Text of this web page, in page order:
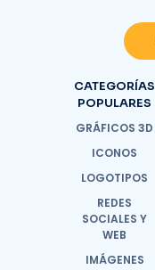
CATEGORÍAS
POPULARES
GRÁFICOS 3D
ICONOS
LOGOTIPOS
REDES
SOCIALES Y
WEB
IMÁGENES